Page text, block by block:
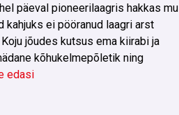
päeval pioneerilaagris hakkas mu
kahjuks ei pööranud laagri arst
jõudes kutsus ema kiirabi ja
kõhukelmepõletik ning
edasi